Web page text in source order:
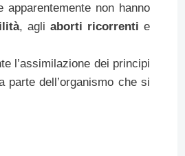
non hanno
, agliaborti ricorrenti e
l’assimilazione dei principi
dell’organismo che si